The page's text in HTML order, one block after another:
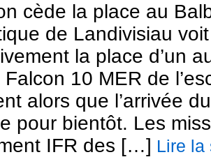
cède la place au
de Landivisiau
la place d’un
10 MER de
alors que l’arrivée
pour bientôt. Les
IFR des […] Lire la